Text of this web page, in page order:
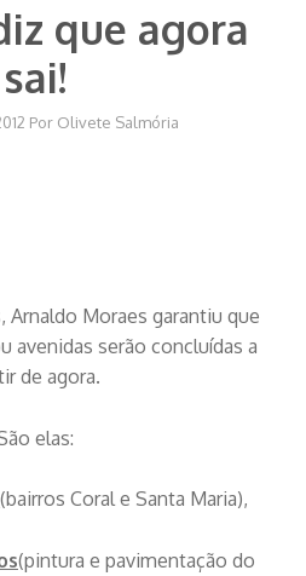
que agora
sai!
Por Olivete Salmória
Arnaldo Moraes garantiu que
avenidas serão concluídas a
de agora.
elas:
(bairros Coral e Santa Maria),
(pintura e pavimentação do